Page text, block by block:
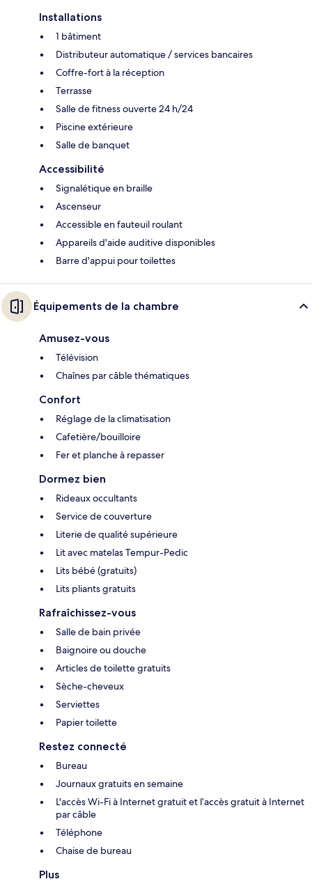
Installations
1 bâtiment
Distributeur automatique / services bancaires
Coffre-fort à la réception
Terrasse
Salle de fitness ouverte 24 h/24
Piscine extérieure
Salle de banquet
Accessibilité
Signalétique en braille
Ascenseur
Accessible en fauteuil roulant
Appareils d'aide auditive disponibles
Barre d'appui pour toilettes
Équipements de la chambre
Amusez-vous
Télévision
Chaînes par câble thématiques
Confort
Réglage de la climatisation
Cafetière/bouilloire
Fer et planche à repasser
Dormez bien
Rideaux occultants
Service de couverture
Literie de qualité supérieure
Lit avec matelas Tempur-Pedic
Lits bébé (gratuits)
Lits pliants gratuits
Rafraîchissez-vous
Salle de bain privée
Baignoire ou douche
Articles de toilette gratuits
Sèche-cheveux
Serviettes
Papier toilette
Restez connecté
Bureau
Journaux gratuits en semaine
L'accès Wi-Fi à Internet gratuit et l’accès gratuit à Internet
par câble
Téléphone
Chaise de bureau
Plus